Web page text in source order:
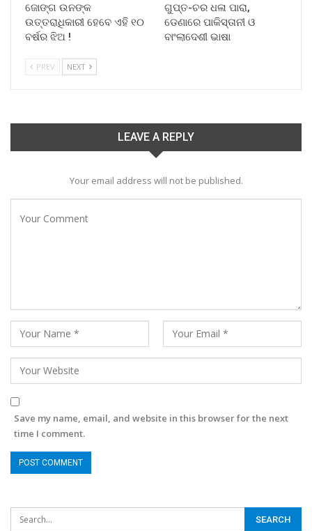
ଜୋଙ୍ଗ ଉନଙ୍କ
ଉତ୍ତରାଧିକାରୀ ହେବେ ଏହି ୧୦
ବର୍ଷର ଝିଅ !
ଗୁପ୍ତ-ଚର ଧଳା ପାରା,
ଡେଣାରେ ପାକିସ୍ତାନୀ ଓ
ବାଂଲାଦେଶୀ ଭାଷା
PREV NEXT
LEAVE A REPLY
Your email address will not be published.
Save my name, email, and website in this browser for the next
time I comment.